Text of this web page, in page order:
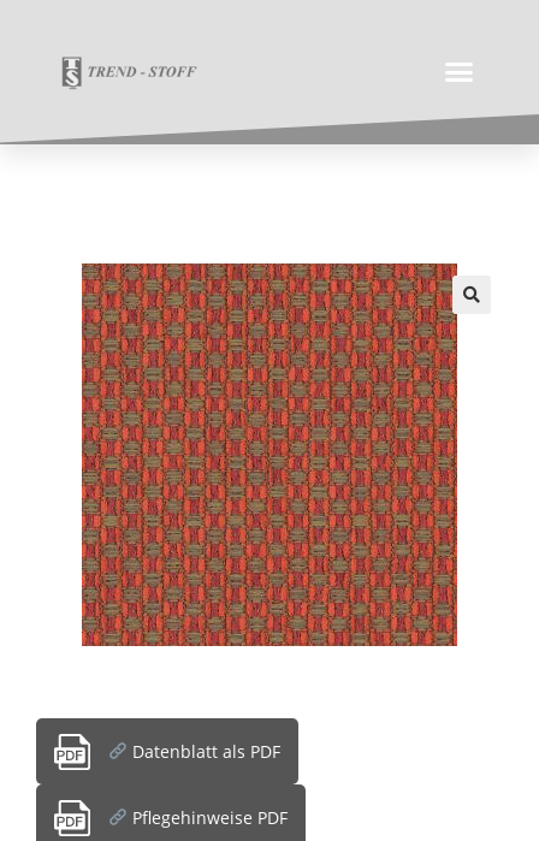
Datenblatt als PDF
Pflegehinweise PDF